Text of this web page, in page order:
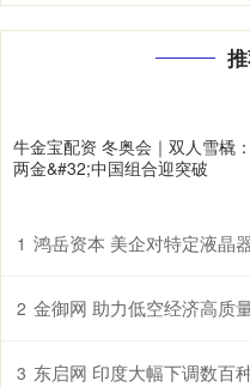
牛金宝配资 冬奥会｜双人雪橇
两金&#32;中国组合迎突破
1 鸿岳资本 美企对特定液晶器件、组件及
2 金御网 助力低空经济高质量发
3 东启网 印度大幅下调数百种